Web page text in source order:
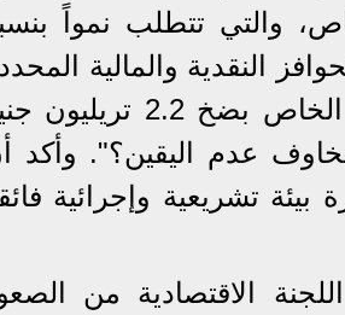
والتي تتطلب نمواً
النقدية والمالية
التي ستطلقها الحكومة لإقناع القطاع الخاص بضخ 2.2
عدم اليقين؟". وأكد
تشريعية وإجرائية
الاقتصادية من